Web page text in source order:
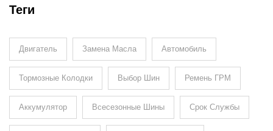
Теги
Двигатель Замена Масла Автомобиль
Тормозные Колодки Выбор Шин Ремень ГРМ
Аккумулятор Всесезонные Шины Срок Службы